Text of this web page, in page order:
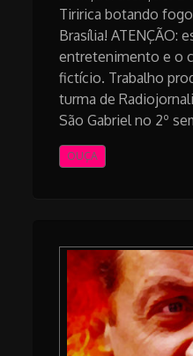
Tiririca botando
Brasília! ATENÇÃO:
entretenimento e o
fictício. Trabalho
turma de
São Gabriel no 2º
OUÇA